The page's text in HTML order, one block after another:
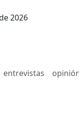
2026
entrevistas